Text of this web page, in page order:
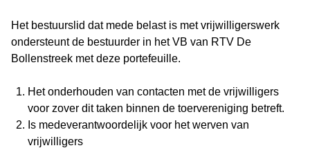
Het bestuurslid dat mede belast is met vrijwilligerswerk
ondersteunt de bestuurder in het VB van RTV De
Bollenstreek met deze portefeuille.
Het onderhouden van contacten met de vrijwilligers
voor zover dit taken binnen de toervereniging betreft.
Is medeverantwoordelijk voor het werven van
vrijwilligers